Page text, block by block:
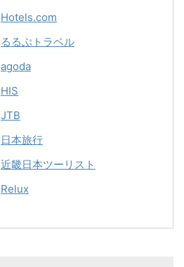
Hotels.com
るるぶトラベル
agoda
HIS
JTB
日本旅行
近畿日本ツーリスト
Relux